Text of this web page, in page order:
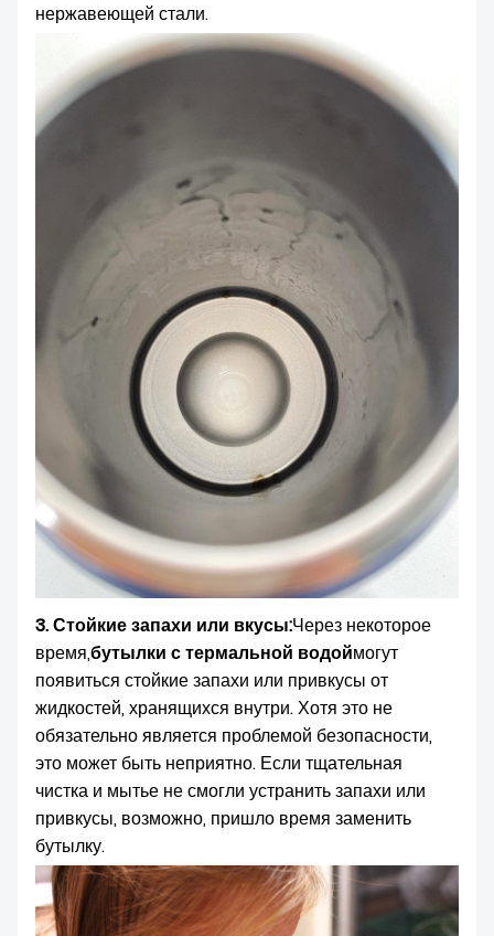
нержавеющей стали.
3. Стойкие запахи или вкусы:Через некоторое
время,бутылки с термальной водоймогут
появиться стойкие запахи или привкусы от
жидкостей, хранящихся внутри. Хотя это не
обязательно является проблемой безопасности,
это может быть неприятно. Если тщательная
чистка и мытье не смогли устранить запахи или
привкусы, возможно, пришло время заменить
бутылку.